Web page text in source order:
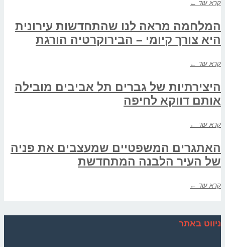
קרא עוד ←
המלחמה מראה לנו שהתחדשות עירונית
היא צורך קיומי – הבירוקרטיה הורגת
קרא עוד ←
היצירתיות של גברים תל אביבים מובילה
אותם דווקא לחיפה
קרא עוד ←
האתגרים המשפטיים שמעצבים את פניה
של העיר הלבנה המתחדשת
קרא עוד ←
ניווט באתר